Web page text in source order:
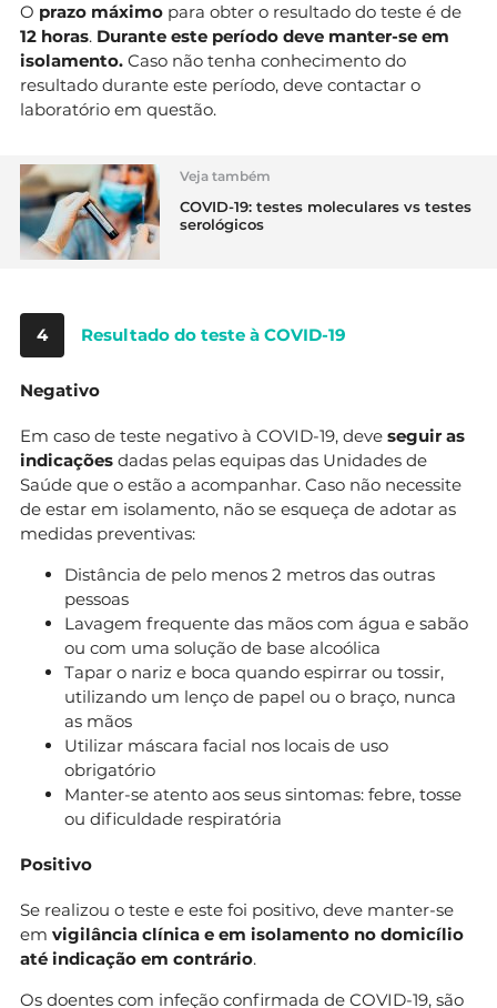
O prazo máximo para obter o resultado do teste é de
12 horas. Durante este período deve manter-se em
isolamento. Caso não tenha conhecimento do
resultado durante este período, deve contactar o
laboratório em questão.
Veja também
COVID-19: testes moleculares vs testes
serológicos
4 Resultado do teste à COVID-19
Negativo
Em caso de teste negativo à COVID-19, deve seguir as
indicações dadas pelas equipas das Unidades de
Saúde que o estão a acompanhar. Caso não necessite
de estar em isolamento, não se esqueça de adotar as
medidas preventivas:
Distância de pelo menos 2 metros das outras
pessoas
Lavagem frequente das mãos com água e sabão
ou com uma solução de base alcoólica
Tapar o nariz e boca quando espirrar ou tossir,
utilizando um lenço de papel ou o braço, nunca
as mãos
Utilizar máscara facial nos locais de uso
obrigatório
Manter-se atento aos seus sintomas: febre, tosse
ou dificuldade respiratória
Positivo
Se realizou o teste e este foi positivo, deve manter-se
em vigilância clínica e em isolamento no domicílio
até indicação em contrário.
Os doentes com infeção confirmada de COVID-19, são